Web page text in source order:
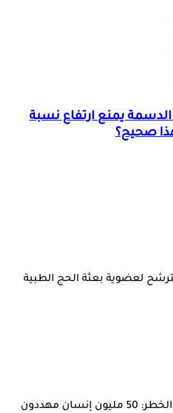
يمنع ارتفاع نسبة
صحيح؟
لعضوية بعثة الحج الطبية
وزير الصحة يدق ناقوس الخطر: 50 مليون إنسان مهددون